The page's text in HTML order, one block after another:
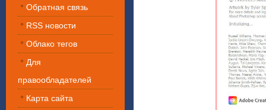
Обратная связь
RSS новости
Облако тегов
Для
правообладателей
Карта сайта